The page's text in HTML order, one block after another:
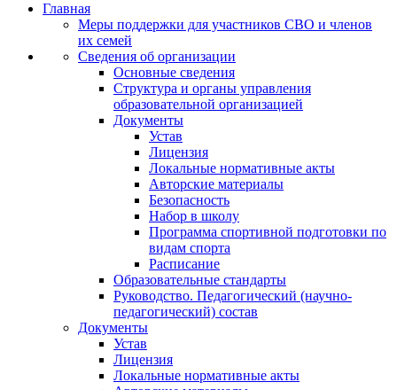
Главная
Меры поддержки для участников СВО и членов
их семей
Сведения об организации
Основные сведения
Структура и органы управления
образовательной организацией
Документы
Устав
Лицензия
Локальные нормативные акты
Авторские материалы
Безопасность
Набор в школу
Программа спортивной подготовки по
видам спорта
Расписание
Образовательные стандарты
Руководство. Педагогический (научно-
педагогический) состав
Документы
Устав
Лицензия
Локальные нормативные акты